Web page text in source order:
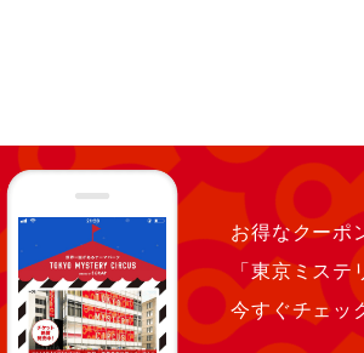
お得なクーポ
「東京ミス
今すぐチェッ